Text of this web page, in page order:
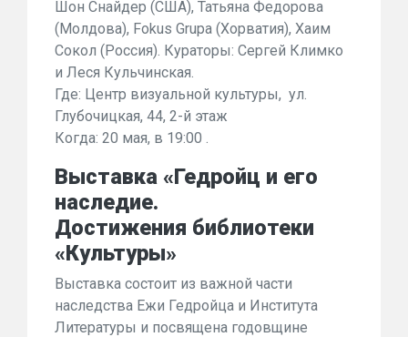
Шон Снайдер (США), Татьяна Федорова
(Молдова), Fokus Grupa (Хорватия), Хаим
Сокол (Россия). Кураторы: Сергей Климко
и Леся Кульчинская.
Где: Центр визуальной культуры, ул.
Глубочицкая, 44, 2-й этаж
Когда: 20 мая, в 19:00 .
Выставка «Гедройц и его
наследие.
Достижения библиотеки
«Культуры»
Выставка состоит из важной части
наследства Ежи Гедройца и Института
Литературы и посвящена годовщине